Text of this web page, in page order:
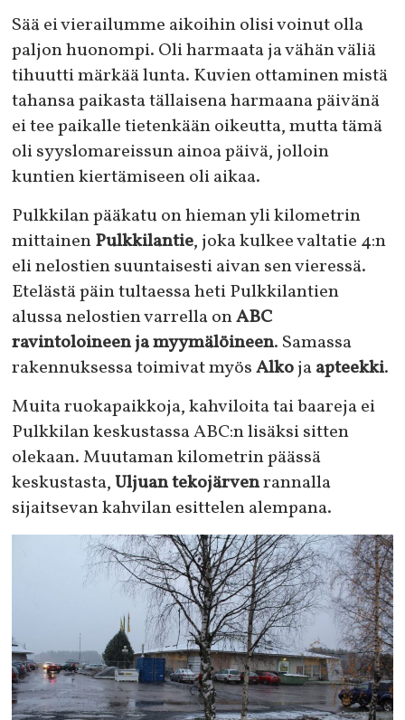
Sää ei vierailumme aikoihin olisi voinut olla
paljon huonompi. Oli harmaata ja vähän väliä
tihuutti märkää lunta. Kuvien ottaminen mistä
tahansa paikasta tällaisena harmaana päivänä
ei tee paikalle tietenkään oikeutta, mutta tämä
oli syyslomareissun ainoa päivä, jolloin
kuntien kiertämiseen oli aikaa.
Pulkkilan pääkatu on hieman yli kilometrin
mittainenPulkkilantie, joka kulkee valtatie 4:n
eli nelostien suuntaisesti aivan sen vieressä.
Etelästä päin tultaessa heti Pulkkilantien
alussa nelostien varrella onABC
ravintoloineen ja myymälöineen. Samassa
rakennuksessa toimivat myösAlkojaapteekki.
Muita ruokapaikkoja, kahviloita tai baareja ei
Pulkkilan keskustassa ABC:n lisäksi sitten
olekaan. Muutaman kilometrin päässä
keskustasta,Uljuan tekojärvenrannalla
sijaitsevan kahvilan esittelen alempana.